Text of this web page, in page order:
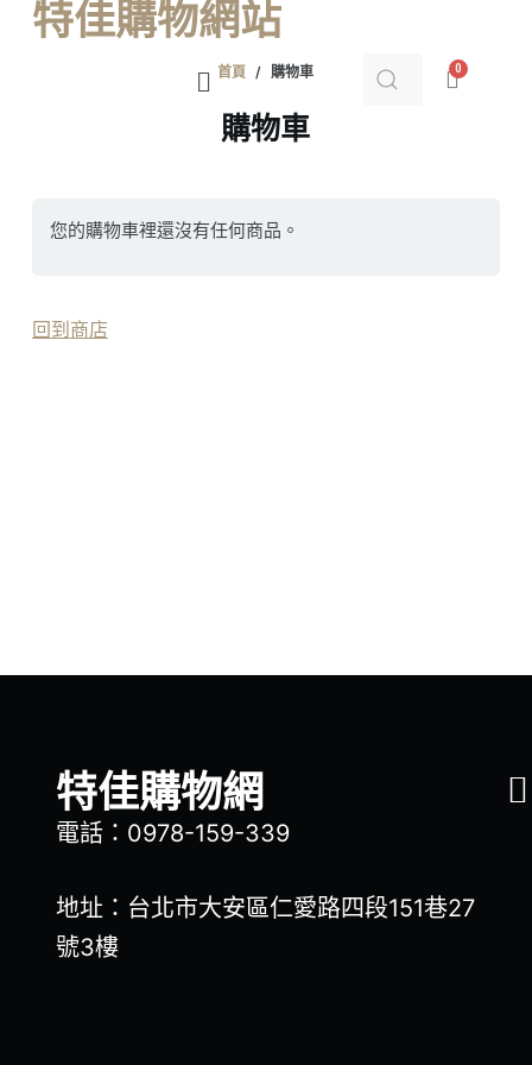
跳
特佳購物網站
首頁 / 購物車
購物車
您的購物車裡還沒有任何商品。
回到商店
特佳購物網
電話：0978-159-339
地址：台北市大安區仁愛路四段151巷27
號3樓